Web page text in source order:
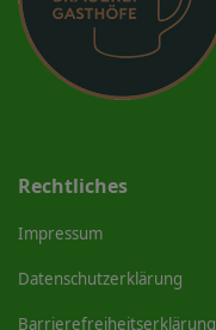
Rechtliches
Impressum
Datenschutzerklärung
Barrierefreiheitserklärung